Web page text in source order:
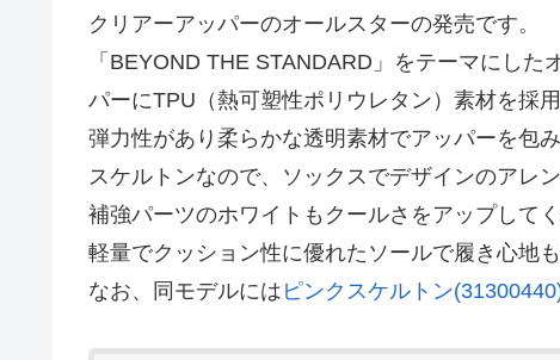
クリアーアッパーのオールスターの発売です。
「BEYOND THE STANDARD」をテーマにし
パーにTPU（熱可塑性ポリウレタン）素材を採用
弾力性があり柔らかな透明素材でアッパーを包み
スケルトンなので、ソックスでデザインのアレ
補強パーツのホワイトもクールさをアップしてく
軽量でクッション性に優れたソールで履き心地も
なお、同モデルには ピンクスケルトン